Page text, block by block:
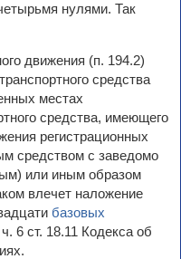
нулями. Так
движения (п. 194.2)
средства
местах
средства, имеющего
регистрационных
средством с заведомо
или иным образом
влечет наложение
базовых
6 ст. 18.11 Кодекса об